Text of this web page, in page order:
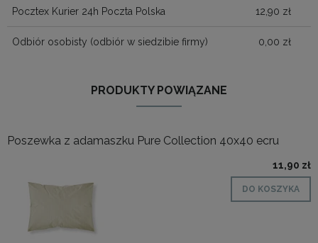
Pocztex Kurier 24h Poczta Polska 12,90 zł
Odbiór osobisty (odbiór w siedzibie firmy) 0,00 zł
PRODUKTY POWIĄZANE
Poszewka z adamaszku Pure Collection 40x40 ecru
11,90 zł
DO KOSZYKA